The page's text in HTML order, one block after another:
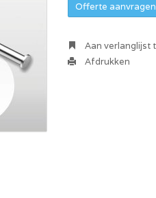
Offerte
Aan verlanglijst
Afdrukken